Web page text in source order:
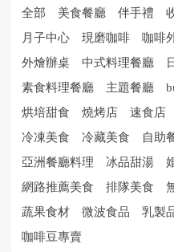
全部 美食餐廳 伴手禮
月子中心
現磨咖啡 咖啡
外燴辦桌
中式料理餐廳
素食料理餐廳
主題餐廳
烘培甜食
燒烤店 速食店
冷凍美食
冷藏美食 自助
亞洲餐廳料理
冰品甜湯
網路推薦美食
排隊美食
蔬果食材
微波食品 乳製
咖啡豆專賣